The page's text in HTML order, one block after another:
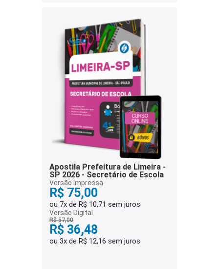
Apostila Prefeitura de Limeira -
SP 2026 - Secretário de Escola
Versão Impressa
R$ 75,00
ou 7x de R$ 10,71 sem juros
Versão Digital
R$ 57,00
R$ 36,48
ou 3x de R$ 12,16 sem juros